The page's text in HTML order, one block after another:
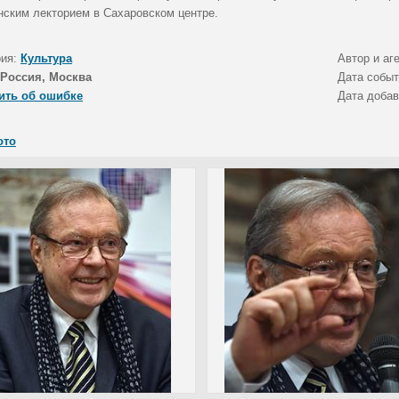
лекторием в Сахаровском центре.
Культура
Автор и
Россия, Москва
Дата
об ошибке
Дата